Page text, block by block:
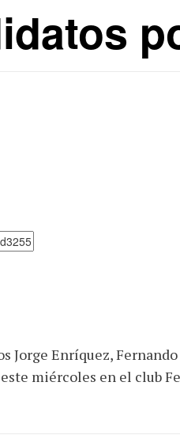
Jorge Enríquez,
miércoles en el club